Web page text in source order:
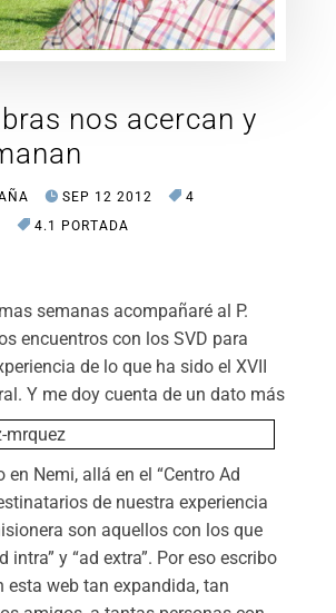
nos acercan y
SEP 12 2012
4
4.1 PORTADA
semanas acompañaré al P.
encuentros con los SVD para
de lo que ha sido el XVII
Y me doycuenta de un dato más
en Nemi, allá en el “Centro Ad
de nuestra experiencia
son aquellos con los que
intra” y “ad extra”. Por eso escribo
esta web tan expandida, tan